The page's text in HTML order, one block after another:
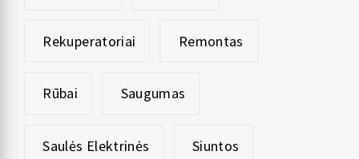
Rekuperatoriai Remontas
Rūbai Saugumas
Saulės Elektrinės Siuntos